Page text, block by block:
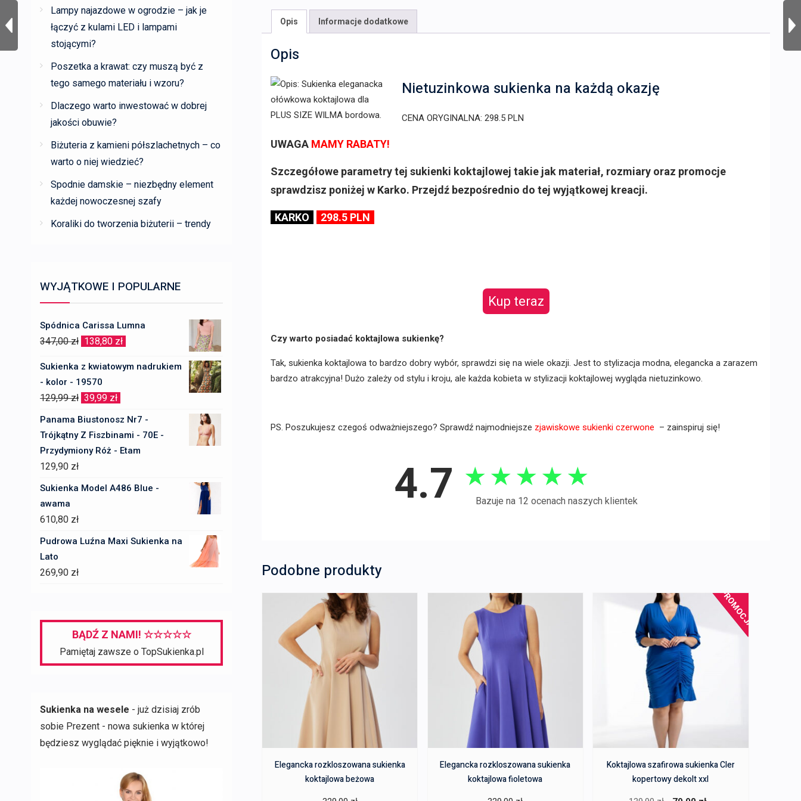
Opis Informacje dodatkowe
Opis
Nietuzinkowa sukienka na każdą okazję
CENA ORYGINALNA: 298.5 PLN
UWAGA MAMY RABATY!
Szczegółowe parametry tej sukienki koktajlowej takie jak materiał, rozmiary oraz promocje
sprawdzisz poniżej w Karko. Przejdź bezpośrednio do tej wyjątkowej kreacji.
KARKO 298.5 PLN
Kup teraz
Czy warto posiadać koktajlowa sukienkę?
Tak, sukienka koktajlowa to bardzo dobry wybór, sprawdzi się na wiele okazji. Jest to stylizacja modna, elegancka a zarazem
bardzo atrakcyjna! Dużo zależy od stylu i kroju, ale każda kobieta w stylizacji koktajlowej wygląda nietuzinkowo.
PS. Poszukujesz czegoś odważniejszego? Sprawdź najmodniejsze zjawiskowe sukienki czerwone – zainspiruj się!
4.7 ★ ★ ★ ★ ★
Bazuje na 12 ocenach naszych klientek
Podobne produkty
Elegancka rozkloszowana sukienka
koktajlowa beżowa
Elegancka rozkloszowana sukienka
koktajlowa fioletowa
PROMOCJA!
Koktajlowa szafirowa sukienka Cler
kopertowy dekolt xxl
Lampy najazdowe w ogrodzie – jak je
łączyć z kulami LED i lampami
stojącymi?
Poszetka a krawat: czy muszą być z
tego samego materiału i wzoru?
Dlaczego warto inwestować w dobrej
jakości obuwie?
Biżuteria z kamieni półszlachetnych – co
warto o niej wiedzieć?
Spodnie damskie – niezbędny element
każdej nowoczesnej szafy
Koraliki do tworzenia biżuterii – trendy
WYJĄTKOWE I POPULARNE
Spódnica Carissa Lumna
347,00zł Pierwotna
347,00 zł.
138,80 zł
Sukienka z kwiatowym nadrukiem
- kolor - 19570
129,99zł Pierwotna
cena
wynosiła:
129,99 zł.
39,99 zł
cena
wynosi:
39,99 zł.
Panama Biustonosz Nr7 -
Trójkątny Z Fiszbinami - 70E -
Przydymiony Róż - Etam
129,90 zł
Sukienka Model A486 Blue -
awama
610,80 zł
Pudrowa Luźna Maxi Sukienka na
Lato
269,90 zł
BĄDŹ Z NAMI! ☆☆☆☆☆
Pamiętaj zawsze o TopSukienka.pl
Sukienka na wesele - już dzisiaj zrób
sobie Prezent - nowa sukienka w której
będziesz wyglądać pięknie i wyjątkowo!